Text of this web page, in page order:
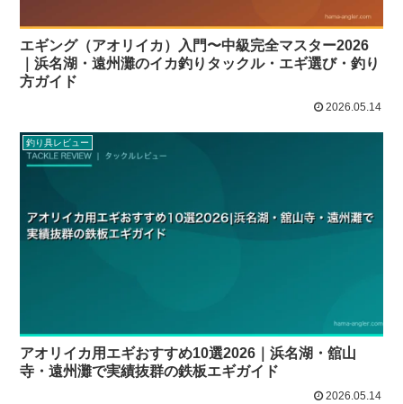
エギング（アオリイカ）入門〜中級完全マスター2026
｜浜名湖・遠州灘のイカ釣りタックル・エギ選び・釣り
方ガイド
2026.05.14
釣り具レビュー
アオリイカ用エギおすすめ10選2026｜浜名湖・舘山
寺・遠州灘で実績抜群の鉄板エギガイド
2026.05.14